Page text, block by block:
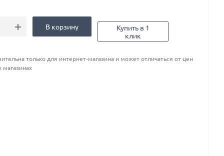
В корзину
Купить в 1
клик
только для интернет-магазина и может отличаться от цен
магазинах